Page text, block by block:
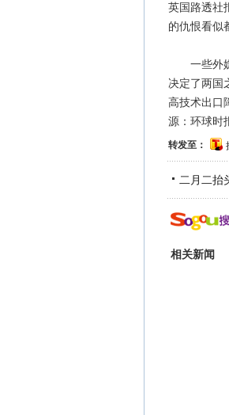
英国路透社
的仇恨看似
一些外媒
决定了两国
高技术出口
源：环球时
转发至：
二月二抬
相关新闻